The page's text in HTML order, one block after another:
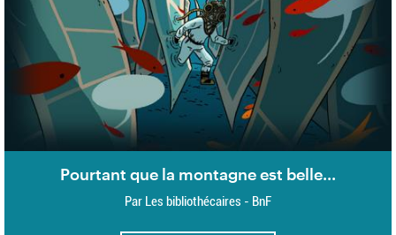
Pourtant que la montagne est belle...
Par Les bibliothécaires - BnF